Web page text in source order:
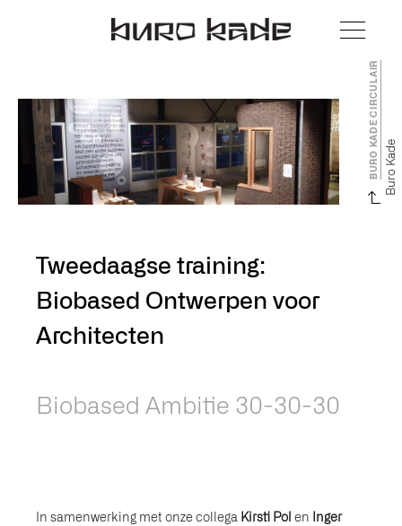
BURO KADE CIRCULAIRBuro Kade
Tweedaagse training:
Biobased Ontwerpen voor
Architecten
Biobased Ambitie 30-30-30
In samenwerking met onze collega Kirsti Pol en
Inger